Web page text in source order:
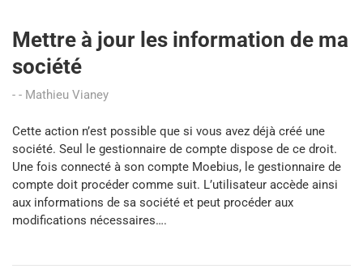
Mettre à jour les information de ma
société
Mathieu Vianey
Cette action n’est possible que si vous avez déjà créé une
société. Seul le gestionnaire de compte dispose de ce droit.
Une fois connecté à son compte Moebius, le gestionnaire de
compte doit procéder comme suit. L’utilisateur accède ainsi
aux informations de sa société et peut procéder aux
modifications nécessaires….